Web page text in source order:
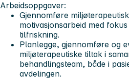
Arbeidsoppgaver:
Gjennomføre
motivasjonsarbeid med
tilfriskning.
Planlegge, gjennomføre og
miljøterapeutiske tiltak i
behandlingsteam, både i
avdelingen.